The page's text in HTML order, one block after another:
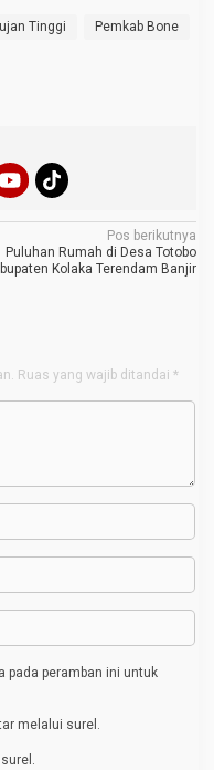
Tinggi
Pemkab Bone
Pos berikutnya
Puluhan Rumah di Desa Totobo
Kolaka Terendam Banjir
Ruas yang wajib ditandai *
pada peramban ini untuk
melalui surel.